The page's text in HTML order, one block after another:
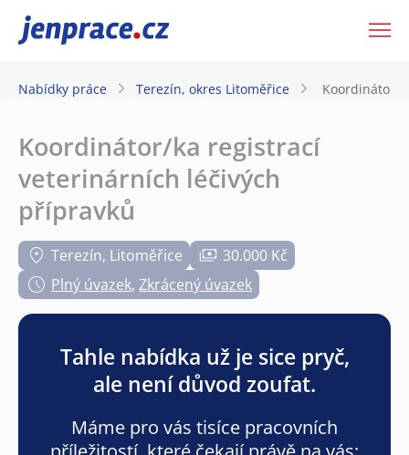
JenPráce.cz
Nabídky práce Terezín, okres Litoměřice Koordinátor/
Koordinátor/ka registrací
veterinárních léčivých
přípravků
Terezín, Litoměřice
30.000 Kč
Plný úvazek, Zkrácený úvazek
Tahle nabídka už je sice pryč,
ale není důvod zoufat.
Máme pro vás tisíce pracovních